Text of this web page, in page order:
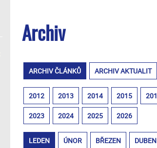
Archiv
ARCHIV ČLÁNKŮ ARCHIV AKTUALIT
2012 2013 2014 2015
2023 2024 2025 2026
LEDEN ÚNOR BŘEZEN DUBEN